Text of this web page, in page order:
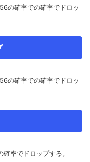
の確率での確率でドロッ
の確率での確率でドロッ
確率でドロップする。